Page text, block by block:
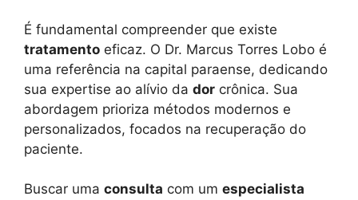
É fundamental compreender que existe
tratamento eficaz. O Dr. Marcus Torres Lobo é
uma referência na capital paraense, dedicando
sua expertise ao alívio da dor crônica. Sua
abordagem prioriza métodos modernos e
personalizados, focados na recuperação do
paciente.
Buscar uma consulta com um especialista